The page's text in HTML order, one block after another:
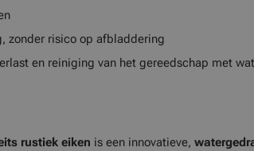
zonder risico op afbladdering
en reiniging van het gereedschap met
rustiek eiken is een innovatieve,